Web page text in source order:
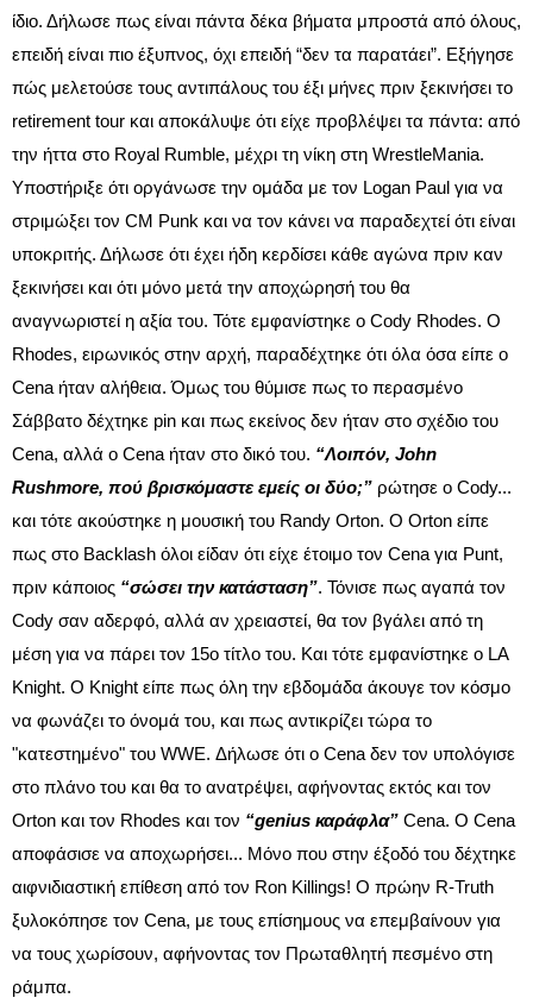
ίδιο. Δήλωσε πως είναι πάντα δέκα βήματα μπροστά από όλους,
επειδή είναι πιο έξυπνος, όχι επειδή “δεν τα παρατάει”. Εξήγησε
πώς μελετούσε τους αντιπάλους του έξι μήνες πριν ξεκινήσει το
retirement tour και αποκάλυψε ότι είχε προβλέψει τα πάντα: από
την ήττα στο Royal Rumble, μέχρι τη νίκη στη WrestleMania.
Υποστήριξε ότι οργάνωσε την ομάδα με τον Logan Paul για να
στριμώξει τον CM Punk και να τον κάνει να παραδεχτεί ότι είναι
υποκριτής. Δήλωσε ότι έχει ήδη κερδίσει κάθε αγώνα πριν καν
ξεκινήσει και ότι μόνο μετά την αποχώρησή του θα
αναγνωριστεί η αξία του. Τότε εμφανίστηκε ο Cody Rhodes. Ο
Rhodes, ειρωνικός στην αρχή, παραδέχτηκε ότι όλα όσα είπε ο
Cena ήταν αλήθεια. Όμως του θύμισε πως το περασμένο
Σάββατο δέχτηκε pin και πως εκείνος δεν ήταν στο σχέδιο του
Cena, αλλά ο Cena ήταν στο δικό του. “Λοιπόν, John
Rushmore, πού βρισκόμαστε εμείς οι δύο;” ρώτησε ο Cody...
και τότε ακούστηκε η μουσική του Randy Orton. Ο Orton είπε
πως στο Backlash όλοι είδαν ότι είχε έτοιμο τον Cena για Punt,
πριν κάποιος “σώσει την κατάσταση”. Τόνισε πως αγαπά τον
Cody σαν αδερφό, αλλά αν χρειαστεί, θα τον βγάλει από τη
μέση για να πάρει τον 15ο τίτλο του. Και τότε εμφανίστηκε ο LA
Knight. Ο Knight είπε πως όλη την εβδομάδα άκουγε τον κόσμο
να φωνάζει το όνομά του, και πως αντικρίζει τώρα το
"κατεστημένο" του WWE. Δήλωσε ότι ο Cena δεν τον υπολόγισε
στο πλάνο του και θα το ανατρέψει, αφήνοντας εκτός και τον
Orton και τον Rhodes και τον “genius καράφλα” Cena. Ο Cena
αποφάσισε να αποχωρήσει... Μόνο που στην έξοδό του δέχτηκε
αιφνιδιαστική επίθεση από τον Ron Killings! Ο πρώην R-Truth
ξυλοκόπησε τον Cena, με τους επίσημους να επεμβαίνουν για
να τους χωρίσουν, αφήνοντας τον Πρωταθλητή πεσμένο στη
ράμπα.